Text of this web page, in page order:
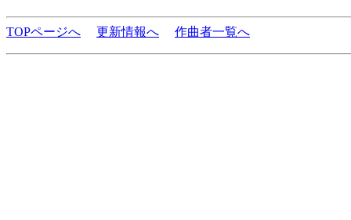
TOPページへ 更新情報へ 作曲者一覧へ